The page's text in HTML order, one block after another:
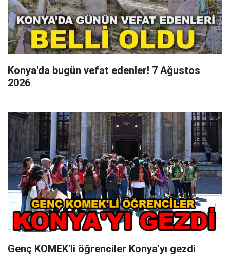
Konya'da bugün vefat edenler! 7 Ağustos
2026
Genç KOMEK'li öğrenciler Konya'yı gezdi